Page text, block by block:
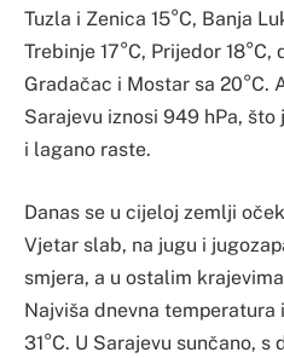
Tuzla i Zenica 15°C, Banja
Trebinje 17°C, Prijedor
Gradačac i Mostar sa 20°C.
Sarajevu iznosi 949 hPa,
i lagano raste.
Danas se u cijeloj zemlji
Vjetar slab, na jugu i
smjera, a u ostalim
Najviša dnevna temperatura
31°C. U Sarajevu sunčano,